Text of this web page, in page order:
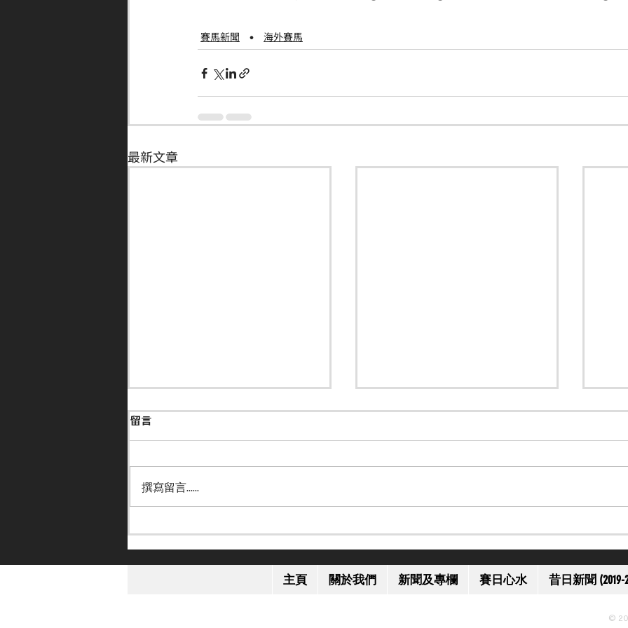
賽馬新聞 海外賽馬
最新文章
錦標感疲勞 或跟去年部署進
離世 享年 52 歲
獲
留言
撰寫留言......
主頁 關於我們 新聞及專欄 賽日心水 昔日新聞 (2019-
©